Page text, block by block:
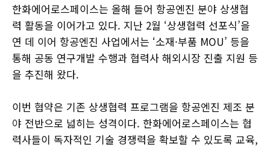
한화에어로스페이스는 올해 들어 항공엔진 분야 상생협
력 활동을 이어가고 있다. 지난 2월 ‘상생협력 선포식’을
연 데 이어 항공엔진 사업에서는 ‘소재·부품 MOU’ 등을
통해 공동 연구개발 수행과 협력사 해외시장 진출 지원 등
을 추진해 왔다.
이번 협약은 기존 상생협력 프로그램을 항공엔진 제조 분
야 전반으로 넓히는 성격이다. 한화에어로스페이스는 협
력사들이 독자적인 기술 경쟁력을 확보할 수 있도록 교육,